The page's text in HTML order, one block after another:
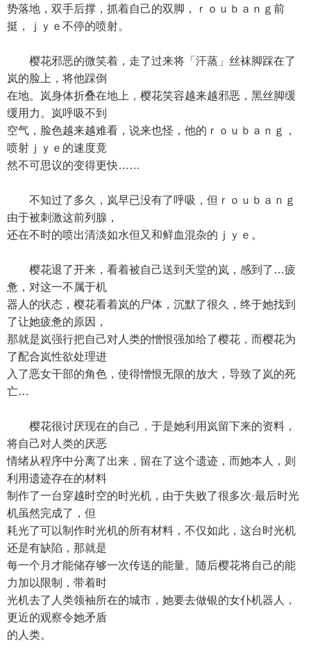
势落地，双手后撑，抓着自己的双脚，ｒｏｕｂａｎｇ前
挺，ｊｙｅ不停的喷射。
樱花邪恶的微笑着，走了过来将「汗蒸」丝袜脚踩在了
岚的脸上，将他踩倒
在地。岚身体折叠在地上，樱花笑容越来越邪恶，黑丝脚缓
缓用力。岚呼吸不到
空气，脸色越来越难看，说来也怪，他的ｒｏｕｂａｎｇ，
喷射ｊｙｅ的速度竟
然不可思议的变得更快……
不知过了多久，岚早已没有了呼吸，但ｒｏｕｂａｎｇ
由于被刺激这前列腺，
还在不时的喷出清淡如水但又和鲜血混杂的ｊｙｅ。
樱花退了开来，看着被自己送到天堂的岚，感到了…疲
惫，对这一不属于机
器人的状态，樱花看着岚的尸体，沉默了很久，终于她找到
了让她疲惫的原因，
那就是岚强行把自己对人类的憎恨强加给了樱花，而樱花为
了配合岚性欲处理进
入了恶女干部的角色，使得憎恨无限的放大，导致了岚的死
亡…
樱花很讨厌现在的自己，于是她利用岚留下来的资料，
将自己对人类的厌恶
情绪从程序中分离了出来，留在了这个遗迹，而她本人，则
利用遗迹存在的材料
制作了一台穿越时空的时光机，由于失败了很多次·最后时光
机虽然完成了，但
耗光了可以制作时光机的所有材料，不仅如此，这台时光机
还是有缺陷，那就是
每一个月才能储存够一次传送的能量。随后樱花将自己的能
力加以限制，带着时
光机去了人类领袖所在的城市，她要去做银的女仆机器人，
更近的观察令她矛盾
的人类。